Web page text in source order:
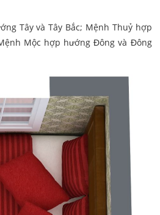
Tây và Tây Bắc; Mệnh Thuỷ hợp
Mộc hợp hướng Đông và Đông